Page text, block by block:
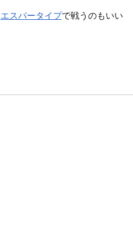
エスパータイプで戦うのもいい